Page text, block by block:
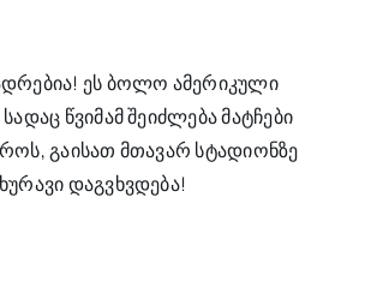
ეს ბოლო ამერიკული
წვიმამ შეიძლება მატჩები
გაისათ მთავარ სტადიონზე
დაგვხვდება!